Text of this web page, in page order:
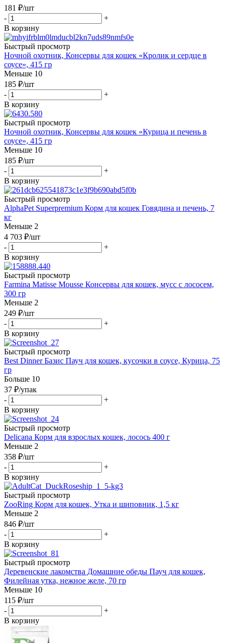
181 ₽/шт
-
+
В корзину
Быстрый просмотр
Ночной охотник, Консервы для кошек «Кролик и сердце в
соусе», 415 гр
Меньше 10
185 ₽/шт
-
+
В корзину
Быстрый просмотр
Ночной охотник, Консервы для кошек «Курица и печень в
соусе», 415 гр
Меньше 10
185 ₽/шт
-
+
В корзину
Быстрый просмотр
AlphaPet Superpremium Корм для кошек Говядина и печень, 7
кг
Меньше 2
4 703 ₽/шт
-
+
В корзину
Быстрый просмотр
Farmina Matisse Mousse Консервы для кошек, мусс с лососем,
300 гр
Меньше 2
249 ₽/шт
-
+
В корзину
Быстрый просмотр
Best Dinner Базис Пауч для кошек, кусочки в соусе, Курица, 75
гр
Больше 10
37 ₽/упак
-
+
В корзину
Быстрый просмотр
Delicana Корм для взрослых кошек, лосось 400 г
Меньше 2
358 ₽/шт
-
+
В корзину
Быстрый просмотр
ZooRing Корм для кошек, Утка и шиповник, 1,5 кг
Меньше 2
846 ₽/шт
-
+
В корзину
Быстрый просмотр
Деревенские лакомства Домашние обеды Пауч для кошек,
Филейная утка, нежное желе, 70 гр
Меньше 10
115 ₽/шт
-
+
В корзину